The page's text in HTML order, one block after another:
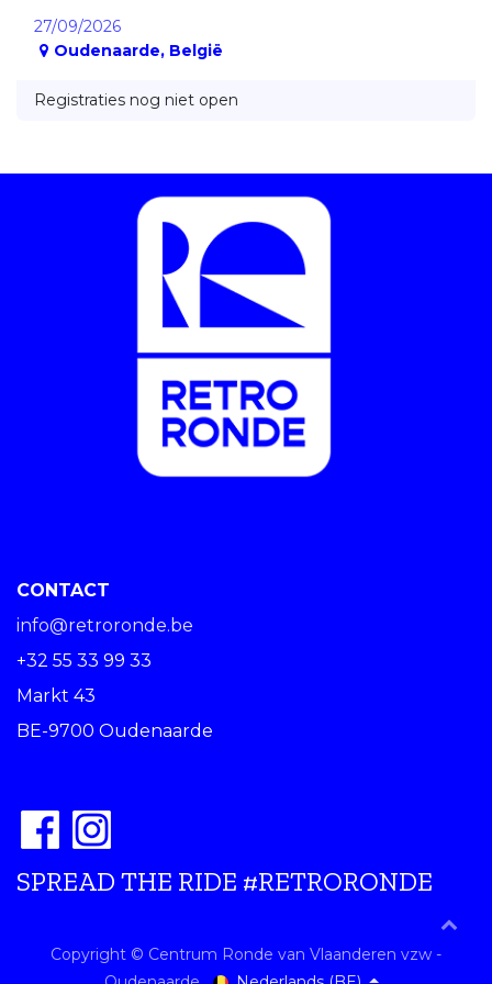
27/09/2026
Oudenaarde, België
Registraties nog niet open
CONTACT
info@retroronde.be
+32 55 33 99 33
Markt 43
BE-9700 Oudenaarde
SPREAD THE RIDE #RETRORONDE
Copyright © Centrum Ronde van Vlaanderen vzw -